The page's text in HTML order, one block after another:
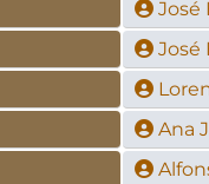
José
José
Ana